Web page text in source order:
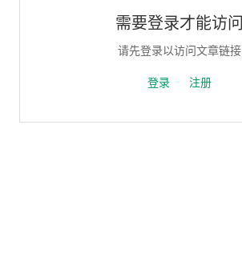
需要登录才能访问
请先登录以访问文章链接
登录 注册